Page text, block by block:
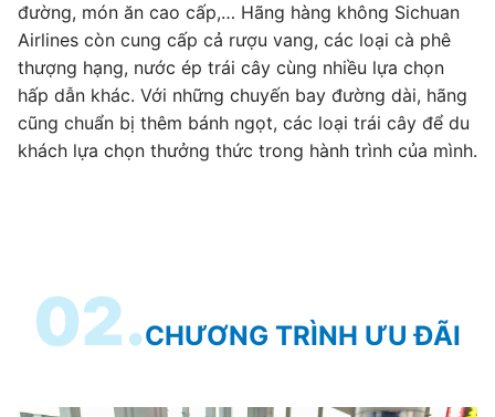
đường, món ăn cao cấp,… Hãng hàng không Sichuan
Airlines còn cung cấp cả rượu vang, các loại cà phê
thượng hạng, nước ép trái cây cùng nhiều lựa chọn
hấp dẫn khác. Với những chuyến bay đường dài, hãng
cũng chuẩn bị thêm bánh ngọt, các loại trái cây để du
khách lựa chọn thưởng thức trong hành trình của mình.
02.CHƯƠNG TRÌNH ƯU ĐÃI